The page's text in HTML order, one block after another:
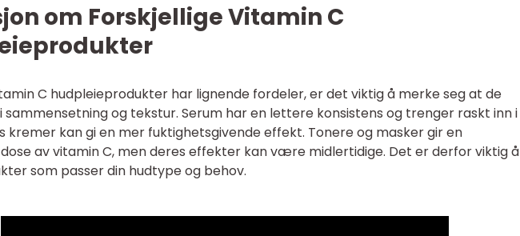
om Forskjellige Vitamin C
C hudpleieprodukter har lignende fordeler, er det viktig å merke seg at de
sammensetning og tekstur. Serum har en lettere konsistens og trenger raskt inn i
kremer kan gi en mer fuktighetsgivende effekt. Tonere og masker gir en
av vitamin C, men deres effekter kan være midlertidige. Det er derfor viktig å
som passer din hudtype og behov.